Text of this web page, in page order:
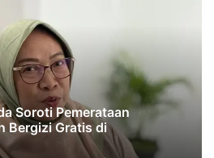
Soroti Pemerataan
Bergizi Gratis di